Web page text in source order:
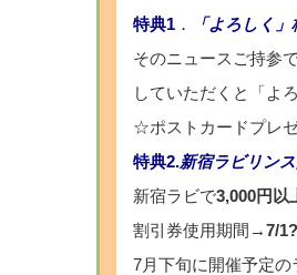
特典1 ． 「 よろしく
そのニュースご持参
していただくと「よ
☆ポストカードプレ
特典2.新宿ラビリン
新宿ラビで3,000円以
割引券使用期間 →7/
7月下旬に開催予定